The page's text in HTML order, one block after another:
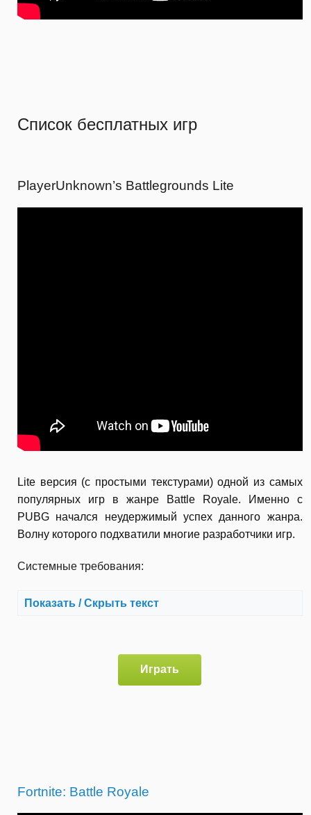
Список бесплатных игр
PlayerUnknown’s Battlegrounds Lite
Lite версия (с простыми текстурами) одной из самых
популярных игр в жанре Battle Royale. Именно с
PUBG начался неудержимый успех данного жанра.
Волну которого подхватили многие разработчики игр.
Системные требования:
Показать / Скрыть текст
Играть
Fortnite: Battle Royale